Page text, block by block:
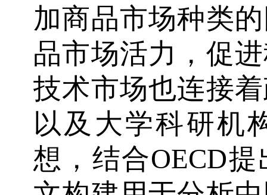
加商品市场种类
品市场活力，促
技术市场也连接
以及大学科研机
想，结合OECD